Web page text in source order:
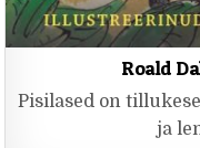
Roald
Pisilased on
ja